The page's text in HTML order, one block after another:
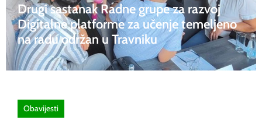
Drugi sastanak Radne grupe za razvoj
Digitalne platforme za učenje temeljeno
na radu održan u Travniku
Obavijesti